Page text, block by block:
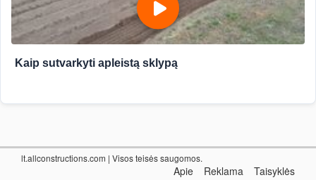
Kaip sutvarkyti apleistą sklypą
lt.allconstructions.com | Visos teisės saugomos.
Apie Reklama Taisyklės